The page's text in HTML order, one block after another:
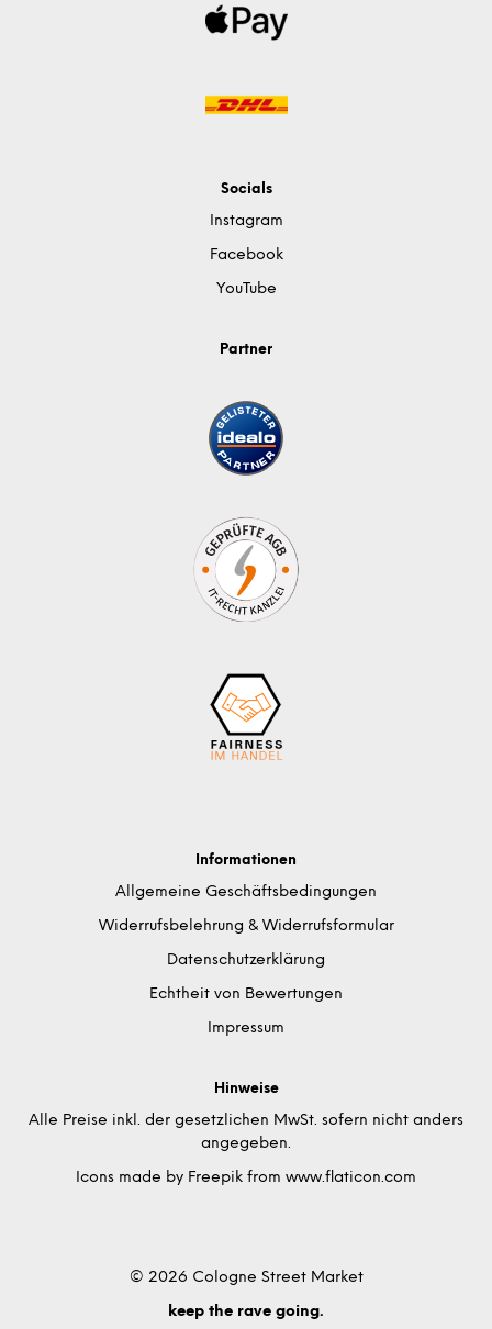
Socials
Instagram
Facebook
YouTube
Partner
Informationen
Allgemeine Geschäftsbedingungen
Widerrufsbelehrung & Widerrufsformular
Datenschutzerklärung
Echtheit von Bewertungen
Impressum
Hinweise
Alle Preise inkl. der gesetzlichen MwSt. sofern nicht anders
angegeben.
Icons made by Freepik from www.flaticon.com
© 2026 Cologne Street Market
keep the rave going.